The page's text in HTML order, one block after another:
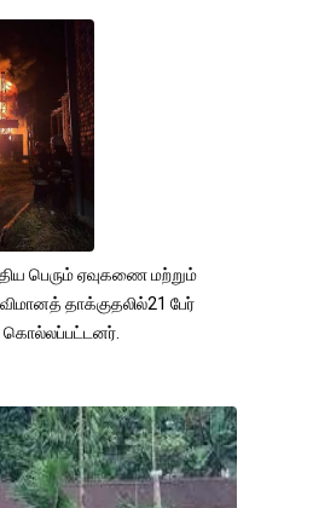
பெரும் ஏவுகணை மற்றும்
தாக்குதலில்21 பேர்
கொல்லப்பட்டனர்.